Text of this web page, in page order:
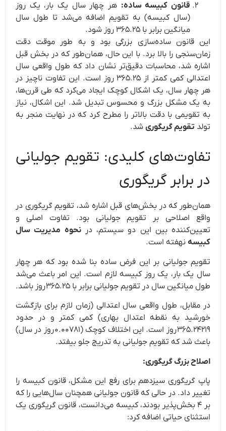
قانون کبیسه ساده: هر چهار سال یک بار، یک روز
(سال کبیسه) به تقویم اضافه می‌شد تا طول سال
میانگین برابر با ۳۶۵.۲۵ روز شود.
این قانون ساده‌سازی بزرگی بود و به طور موقت دقت
زمان‌سنجی را بالا برد. با این حال، همان‌طور که در بخش قبل
اشاره شد، محاسبات دقیق‌تر نشان داد که طول واقعی سال
اعتدالی کمی کمتر از ۳۶۵.۲۵ روز است. این تفاوت ناچیز در
هر چهار سال، یک اشکال کوچک ایجاد می‌کرد که طی قرن‌ها،
به یک مشکل بزرگ و محسوس تبدیل شد. این اشکال، نیاز
به تقویمی با دقت بالاتر را مطرح کرد که در نهایت منجر به
تولد تقویم گریگوری شد.
تفاوت‌های کلیدی: تقویم جولیانی
در برابر گریگوری
همان‌طور که در بخش‌های قبل اشاره شد، تقویم گریگوری در
واقع اصلاحی بر تقویم جولیانی بود. تفاوت اصلی و
تعیین‌کننده بین این دو سیستم، درنحوه مدیریت سال
کبیسه نهفته است.
تقویم جولیانی بر این فرض ساده بنا شده بود که هر چهار
سال یک بار، یک روز کبیسه لازم است. این امر باعث می‌شد
طول میانگین سال در تقویم جولیانی برابر با ۳۶۵.۲۵روز باشد.
در مقابل، طول واقعی سال اعتدالی (زمان لازم برای بازگشت
خورشید به نقطه اعتدال بهاری) کمی کمتر و در حدود
۳۶۵.۲۴۲۱۹روز است. این اختلاف کوچک (۰.۰۰۷۸۱روز در سال)
باعث شد که تقویم جولیانی به تدریج جلو بیفتد.
اصلاح بزرگ گریگوری:
پاپ گریگوری سیزدهم برای رفع این مشکل، قانون کبیسه را
تغییر داد. در حالی که قانون جولیانی همچنان سال‌هایی را که
بر ۴ بخش‌پذیر بودند، کبیسه می‌دانست، قانون گریگوری یک
استثنای حیاتی اضافه کرد: